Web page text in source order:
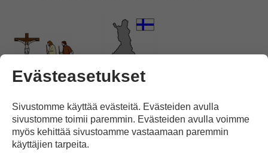
Evästeasetukset
Sivustomme käyttää evästeitä. Evästeiden avulla
sivustomme toimii paremmin. Evästeiden avulla voimme
myös kehittää sivustoamme vastaamaan paremmin
käyttäjien tarpeita.